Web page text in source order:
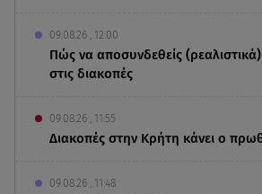
09.08.26 , 12:00
Πώς να αποσυνδεθείς
στις διακοπές
09.08.26 , 11:55
Διακοπές στην Κρήτη κάνει ο
09.08.26 , 11:48